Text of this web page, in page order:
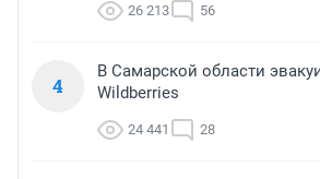
26 213 56
4
В Самарской области
Wildberries
24 441 28